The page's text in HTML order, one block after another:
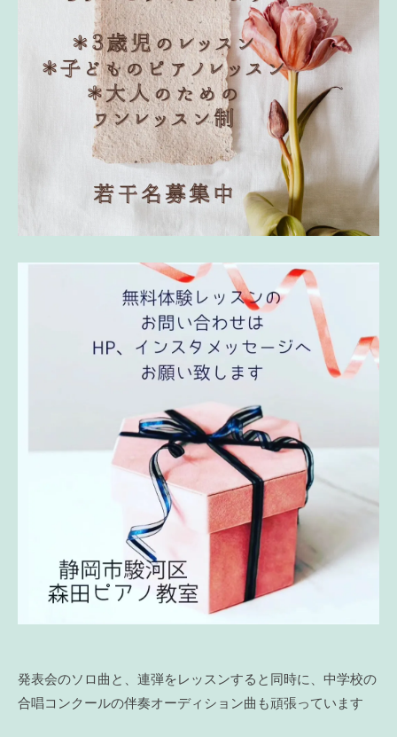
発表会のソロ曲と、連弾をレッスンすると同時に、中学校の
合唱コンクールの伴奏オーディション曲も頑張っています